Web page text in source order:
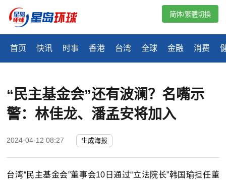
首页 快讯 时事 香港 台湾 全球 金融 消费
简体/繁體切換
“民主基金会”还有波澜？名嘴示
警：林佳龙、潘孟安将加入
2024-04-12 08:27 生成海报
台湾“民主基金会”董事会10日通过“立法院长”韩国瑜担任董